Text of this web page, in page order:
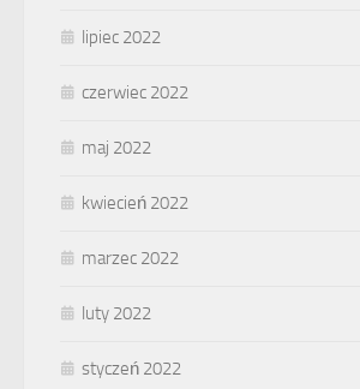
lipiec 2022
czerwiec 2022
maj 2022
kwiecień 2022
marzec 2022
luty 2022
styczeń 2022